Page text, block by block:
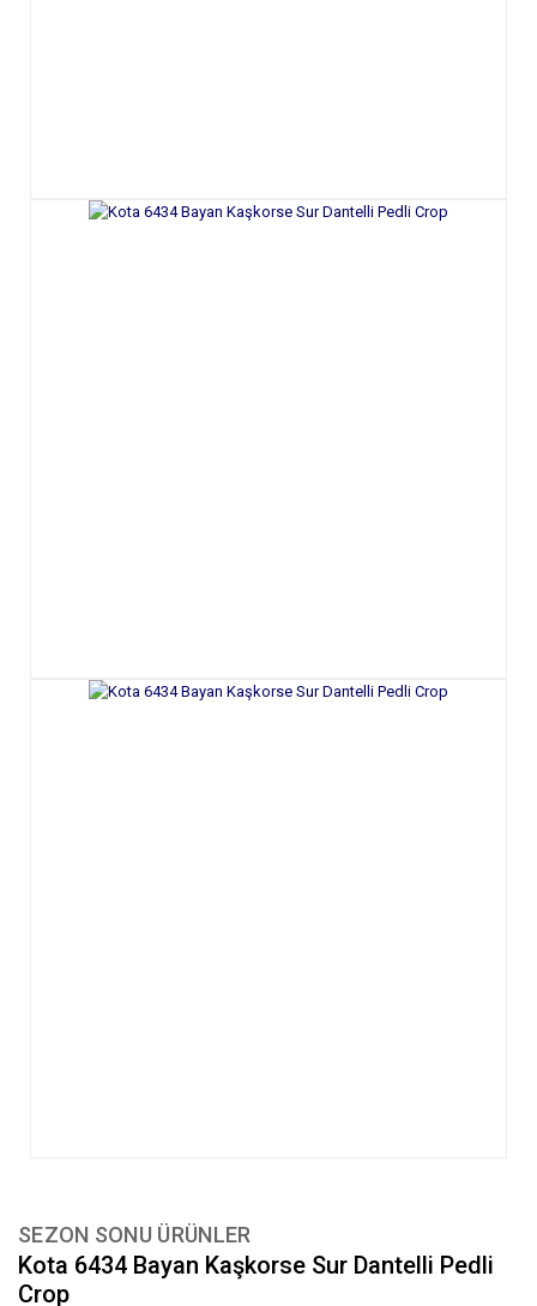
SEZON SONU ÜRÜNLER
Kota 6434 Bayan Kaşkorse Sur Dantelli Pedli
Crop